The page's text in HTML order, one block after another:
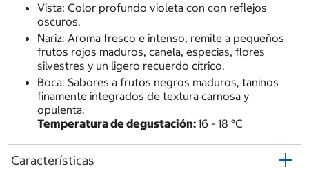
Vista: Color profundo violeta con con reflejos
oscuros.
Nariz: Aroma fresco e intenso, remite a pequeños
frutos rojos maduros, canela, especias, flores
silvestres y un ligero recuerdo cítrico.
Boca: Sabores a frutos negros maduros, taninos
finamente integrados de textura carnosa y
opulenta.
Temperatura de degustación:16 - 18 °C
Características